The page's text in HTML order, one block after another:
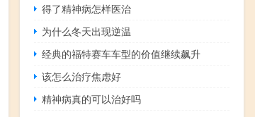
得了精神病怎样医治
为什么冬天出现逆温
经典的福特赛车车型的价值继续飙升
该怎么治疗焦虑好
精神病真的可以治好吗